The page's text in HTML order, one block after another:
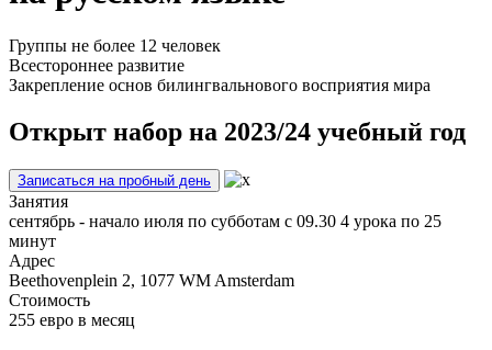
Группы не более 12 человек
Всестороннее развитие
Закрепление основ билингвальнового восприятия мира
Открыт набор на 2023/24 учебный год
Записаться на пробный день
Занятия
сентябрь - начало июля по субботам с 09.30 4 урока по 25
минут
Адрес
Beethovenplein 2, 1077 WM Amsterdam
Стоимость
255 евро в месяц